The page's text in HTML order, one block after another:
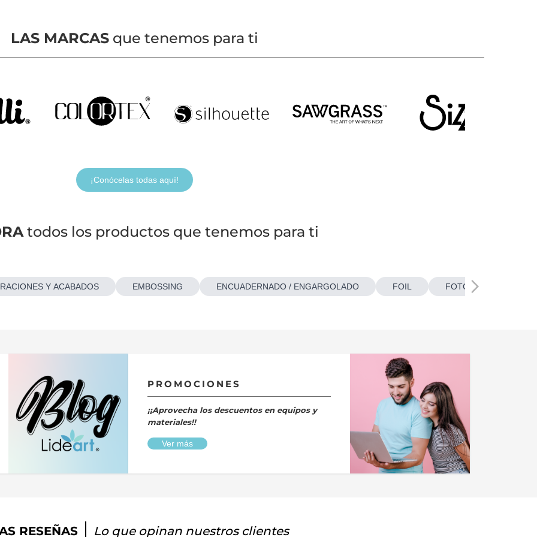
LAS MARCASque tenemos para ti
¡Conócelas todas aquí!
todos los productos que tenemos para ti
Y ACABADOS EMBOSSING ENCUADERNADO / ENGARGOLADO FOIL FOTOBOTONES
PROMOCIONES
¡¡Aprovecha los descuentos en equipos y
materiales!!
Ver más
RESEÑAS Lo que opinan nuestros clientes